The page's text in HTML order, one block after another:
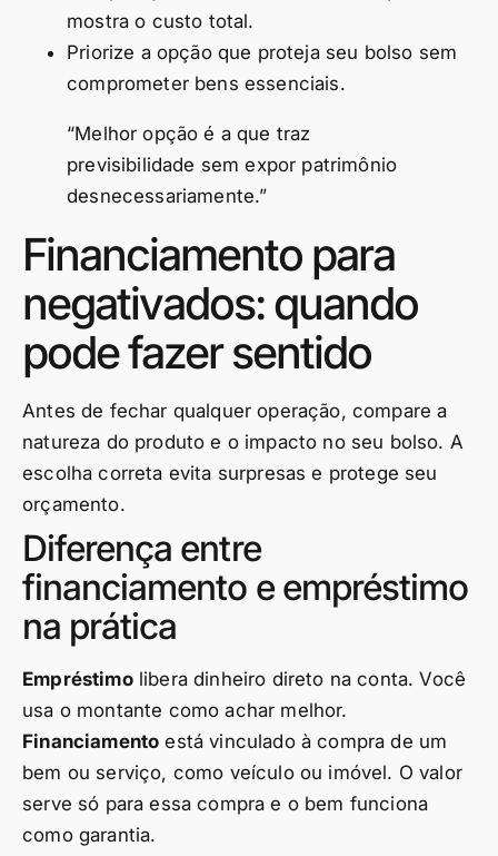
mostra o custo total.
Priorize a opção que proteja seu bolso sem
comprometer bens essenciais.
“Melhor opção é a que traz
previsibilidade sem expor patrimônio
desnecessariamente.”
Financiamento para
negativados: quando
pode fazer sentido
Antes de fechar qualquer operação, compare a
natureza do produto e o impacto no seu bolso. A
escolha correta evita surpresas e protege seu
orçamento.
Diferença entre
financiamento e empréstimo
na prática
Empréstimolibera dinheiro direto na conta. Você
usa o montante como achar melhor.
Financiamento está vinculado à compra de um
bem ou serviço, como veículo ou imóvel. O valor
serve só para essa compra e o bem funciona
como garantia.